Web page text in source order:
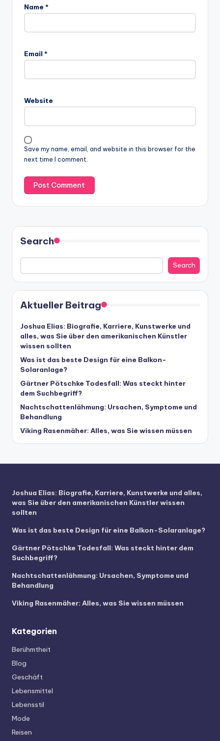
Name *
Email *
Website
Save my name, email, and website in this browser for the
next time I comment.
Search
Search
Aktueller Beitrag
Joshua Elias: Biografie, Karriere, Kunstwerke und
alles, was Sie über den amerikanischen Künstler
wissen sollten
Was ist das beste Design für eine Balkon-
Solaranlage?
Gärtner Pötschke Todesfall: Was steckt hinter
dem Suchbegriff?
Nachtschattenlähmung: Ursachen, Symptome und
Behandlung
Viking Rasenmäher: Alles, was Sie wissen müssen
Joshua Elias: Biografie, Karriere, Kunstwerke und alles,
was Sie über den amerikanischen Künstler wissen
sollten
Was ist das beste Design für eine Balkon-Solaranlage?
Gärtner Pötschke Todesfall: Was steckt hinter dem
Suchbegriff?
Nachtschattenlähmung: Ursachen, Symptome und
Behandlung
Viking Rasenmäher: Alles, was Sie wissen müssen
Kategorien
Berühmtheit
Blog
Geschäft
Lebensmittel
Lebensstil
Mode
Reisen